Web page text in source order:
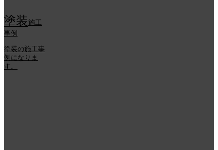
塗装施工
事例
塗装の施工事
例になりま
す。